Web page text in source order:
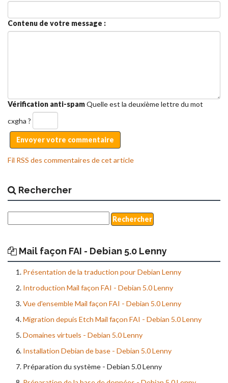
Contenu de votre message :
Vérification anti-spamQuelle est la deuxièmelettre du mot
cxgha ?
Fil RSS des commentaires de cet article
Rechercher
Mail façon FAI - Debian 5.0 Lenny
Présentation de la traduction pour Debian Lenny
Introduction Mail façon FAI - Debian 5.0 Lenny
Vue d'ensemble Mail façon FAI - Debian 5.0 Lenny
Migration depuis Etch Mail façon FAI - Debian 5.0 Lenny
Domaines virtuels - Debian 5.0 Lenny
Installation Debian de base - Debian 5.0 Lenny
Préparation du système - Debian 5.0 Lenny